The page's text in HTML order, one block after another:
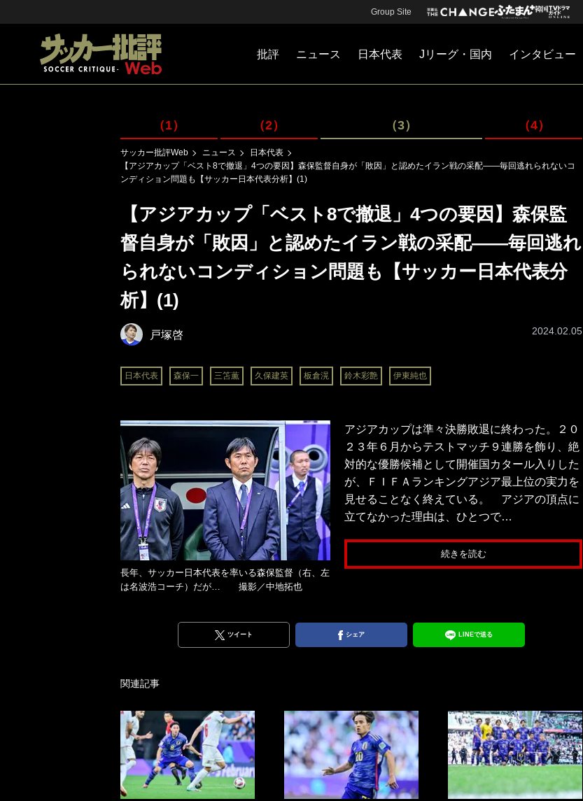
Group Site
批評 ニュース 日本代表 Jリーグ・国内 インタビュー
（1） （2） （3） （4）
サッカー批評Web ニュース
日本代表
【アジアカップ「ベスト8で撤退」4つの要因】森保監督自身が「敗因」と認めたイラン戦の采配――毎回逃れられないコ
ンディション問題も【サッカー日本代表分析】(1)
【アジアカップ「ベスト8で撤退」4つの要因】森保監
督自身が「敗因」と認めたイラン戦の采配――毎回逃れ
られないコンディション問題も【サッカー日本代表分
析】(1)
戸塚啓
日本代表 森保一 三笘薫 久保建英 板倉滉 鈴木彩艶 伊東純也
2024.02.05
長年、サッカー日本代表を率いる森保監督（右、左
は名波浩コーチ）だが… 撮影／中地拓也
アジアカップは準々決勝敗退に終わった。２０
２３年６月からテストマッチ９連勝を飾り、絶
対的な優勝候補として開催国カタール入りした
が、ＦＩＦＡランキングアジア最上位の実力を
見せることなく終えている。 アジアの頂点に
立てなかった理由は、ひとつで…
続きを読む
ツイート シェア LINEで送る
関連記事